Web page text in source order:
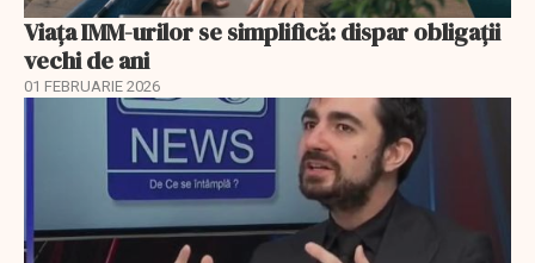
Viața IMM-urilor se simplifică: dispar obligații
vechi de ani
01 FEBRUARIE 2026
EXCLUSIV